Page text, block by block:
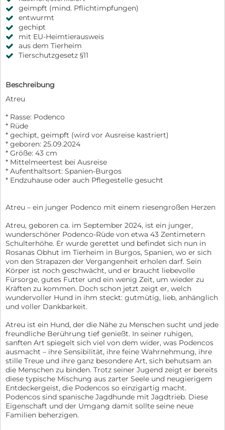
geimpft (mind. Pflichtimpfungen)
entwurmt
gechipt
mit EU-Heimtierausweis
aus dem Tierheim
Tierschutzgesetz §11
Beschreibung
Atreu
* Rasse: Podenco
* Rüde
* gechipt, geimpft (wird vor Ausreise kastriert)
* geboren: 25.09.2024
* Größe: 43 cm
* Mittelmeertest bei Ausreise
* Aufenthaltsort: Spanien-Burgos
* Endzuhause oder auch Pflegestelle gesucht
Atreu – ein junger Podenco mit einem riesengroßen Herzen
Atreu, geboren ca. im September 2024, ist ein junger,
wunderschöner Podenco-Rüde von etwa 43 Zentimetern
Schulterhöhe. Er wurde gerettet und befindet sich nun in
Rosanas Obhut im Tierheim in Burgos, Spanien, wo er sich
von den Strapazen der Vergangenheit erholen darf. Sein
Körper ist noch geschwächt, und er braucht liebevolle
Fürsorge, gutes Futter und ein wenig Zeit, um wieder zu
Kräften zu kommen. Doch schon jetzt zeigt er, welch
wundervoller Hund in ihm steckt: gutmütig, lieb, anhänglich
und voller Dankbarkeit.
Atreu ist ein Hund, der die Nähe zu Menschen sucht und jede
freundliche Berührung tief genießt. In seiner ruhigen,
sanften Art spiegelt sich viel von dem wider, was Podencos
ausmacht – ihre Sensibilität, ihre feine Wahrnehmung, ihre
stille Treue und ihre ganz besondere Art, sich behutsam an
die Menschen zu binden. Trotz seiner Jugend zeigt er bereits
diese typische Mischung aus zarter Seele und neugierigem
Entdeckergeist, die Podencos so einzigartig macht.
Podencos sind spanische Jagdhunde mit Jagdtrieb. Diese
Eigenschaft und der Umgang damit sollte seine neue
Familien beherzigen.